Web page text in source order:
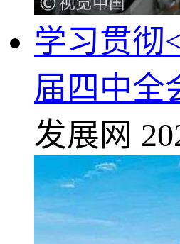
学习贯彻
届四中全
发展网